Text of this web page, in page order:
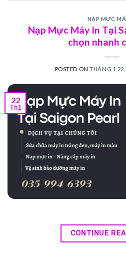
NẠP MỰC
Nạp Mực Máy In Tại
chọn nhanh
POSTED ONTHÁNG 1 22,
22
Th1
CONTINUE